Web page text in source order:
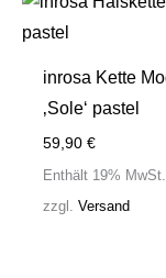
inrosa Kette
‚Sole‘ pastel
59,90€
Enthält 19% MwSt.
zzgl.Versand